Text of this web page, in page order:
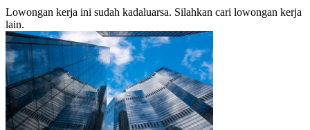
Lowongan kerja ini sudah kadaluarsa. Silahkan cari lowongan kerja
lain.